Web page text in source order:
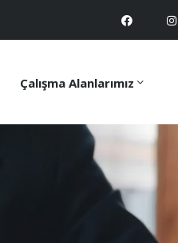
Çalışma Alanlarımız